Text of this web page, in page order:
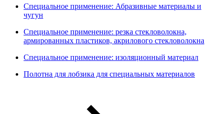
Специальное применение: Абразивные материалы и
чугун
Специальное применение: резка стекловолокна,
армированных пластиков, акрилового стекловолокна
Специальное применение: изоляционный материал
Полотна для лобзика для специальных материалов